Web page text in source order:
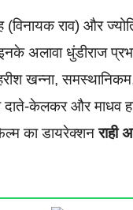
(विनायक राव) और
अलावा धुंडीराज
खन्ना,
दाते-केलकर और माधव
का डायरेक्शनराही